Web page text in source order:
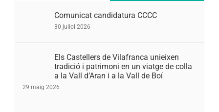
Comunicat candidatura CCCC
30 juliol 2026
Els Castellers de Vilafranca unieixen
tradició i patrimoni en un viatge de colla
a la Vall d’Aran i a la Vall de Boí
29 maig 2026